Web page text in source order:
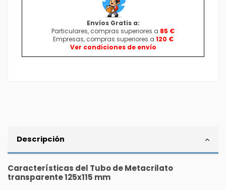
Envíos Gratis a:
Particulares, compras superiores a 85 €
Empresas, compras superiores a 120 €
Ver condiciones de envío
Descripción
Características del Tubo de Metacrilato
transparente 125x115 mm